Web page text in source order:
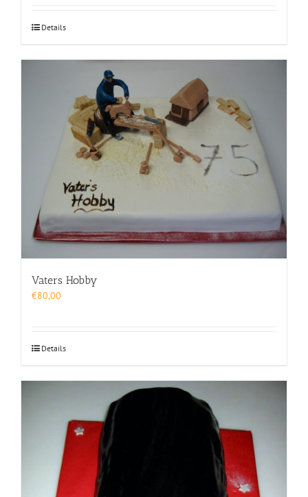
Details
Vaters Hobby
€80,00
Details